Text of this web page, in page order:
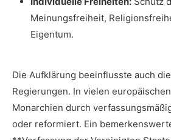
Meinungsfreiheit,
Eigentum.
Die Aufklärung beeinflusste auch
Regierungen. In vielen
Monarchien durch
oder reformiert. ⁤Ein‍